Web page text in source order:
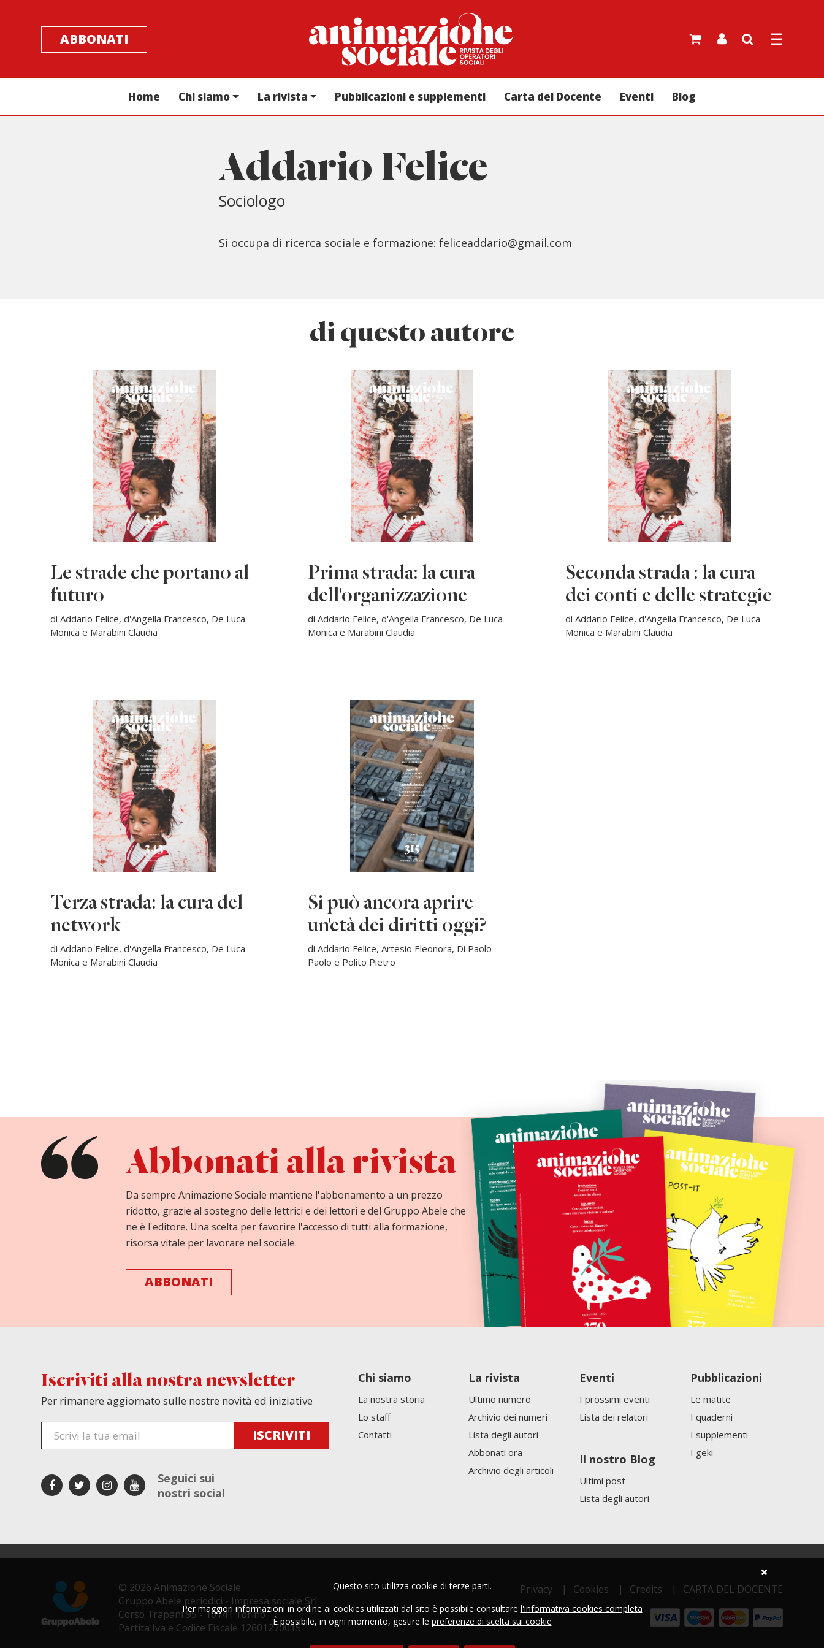
ABBONATI ☰
Home Chi siamo La rivista Pubblicazioni e supplementi Carta del Docente Eventi Blog
Addario Felice
Sociologo
Si occupa di ricerca sociale e formazione: feliceaddario@gmail.com
di questo autore
Le strade che portano al
futuro
di Addario Felice, d'Angella Francesco, De Luca
Monica e Marabini Claudia
Prima strada: la cura
dell'organizzazione
di Addario Felice, d'Angella Francesco, De Luca
Monica e Marabini Claudia
Seconda strada : la cura
dei conti e delle strategie
di Addario Felice, d'Angella Francesco, De Luca
Monica e Marabini Claudia
Terza strada: la cura del
network
di Addario Felice, d'Angella Francesco, De Luca
Monica e Marabini Claudia
Si può ancora aprire
un'età dei diritti oggi?
di Addario Felice, Artesio Eleonora, Di Paolo
Paolo e Polito Pietro
Abbonati alla rivista
Da sempre Animazione Sociale mantiene l'abbonamento a un prezzo
ridotto, grazie al sostegno delle lettrici e dei lettori e del Gruppo Abele che
ne è l'editore. Una scelta per favorire l'accesso di tutti alla formazione,
risorsa vitale per lavorare nel sociale.
ABBONATI
Iscriviti alla nostra newsletter
Per rimanere aggiornato sulle nostre novità ed iniziative
Seguici sui
nostri social
Chi siamo
La nostra storia
Lo staff
Contatti
La rivista
Ultimo numero
Archivio dei numeri
Lista degli autori
Abbonati ora
Archivio degli articoli
Eventi
I prossimi eventi
Lista dei relatori
Il nostro Blog
Ultimi post
Lista degli autori
Pubblicazioni
Le matite
I quaderni
I supplementi
I geki
© 2026 Animazione Sociale
Gruppo Abele periodici - Impresa sociale Srl
Corso Trapani 95 - 10141 Torino
Partita Iva e Codice Fiscale 12601270015
Privacy Cookies Credits CARTA DEL DOCENTE
Questo sito utilizza cookie di terze parti.
Per maggiori informazioni in ordine ai cookies utilizzati dal sito è possibile consultare l'informativa cookies completa
È possibile, in ogni momento, gestire le preferenze di scelta sui cookie